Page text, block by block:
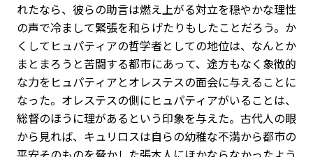
れたなら、彼らの助言は燃え上がる対立を穏やかな理性
の声で冷まして緊張を和らげたりもしたことだろう。か
くしてヒュパティアの哲学者としての地位は、なんとか
まとまろうと苦闘する都市にあって、途方もなく象徴的
な力をヒュパティアとオレステスの面会に与えることに
なった。オレステスの側にヒュパティアがいることは、
総督のほうに理があるという印象を与えた。古代人の眼
から見れば、キュリロスは自らの幼稚な不満から都市の